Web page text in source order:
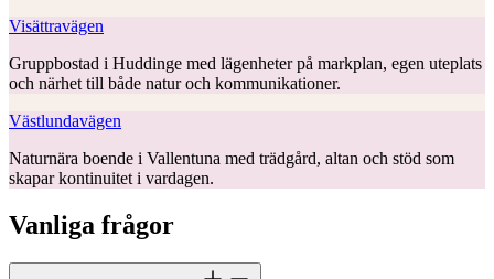
Visättravägen
Gruppbostad i Huddinge med lägenheter på markplan, egen uteplats
och närhet till både natur och kommunikationer.
Västlundavägen
Naturnära boende i Vallentuna med trädgård, altan och stöd som
skapar kontinuitet i vardagen.
Vanliga frågor